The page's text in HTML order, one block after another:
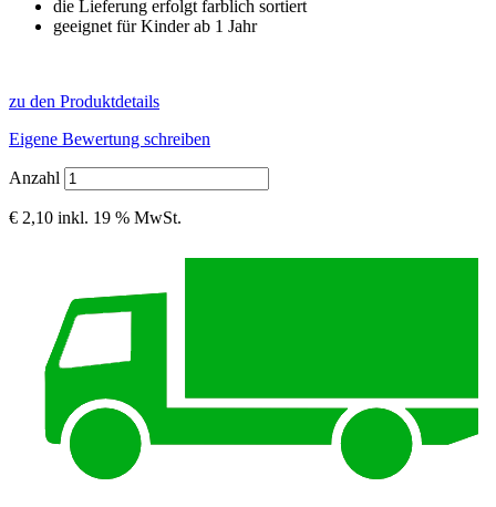
die Lieferung erfolgt farblich sortiert
geeignet für Kinder ab 1 Jahr
zu den Produktdetails
Eigene Bewertung schreiben
Anzahl
€ 2,10 inkl. 19 % MwSt.